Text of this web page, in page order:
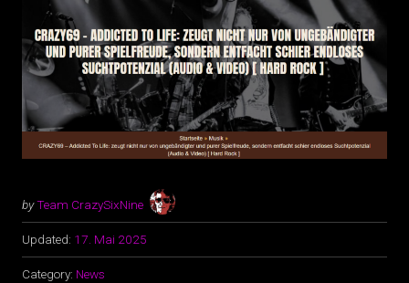
byTeam CrazySixNine
Updated: 17. Mai 2025
Category: News